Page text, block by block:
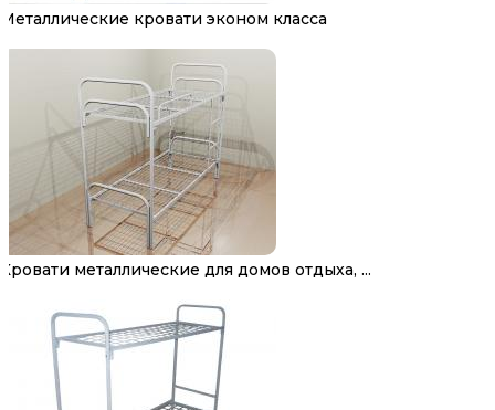
Металлические кровати эконом класса
Кровати металлические для домов отдыха, ...